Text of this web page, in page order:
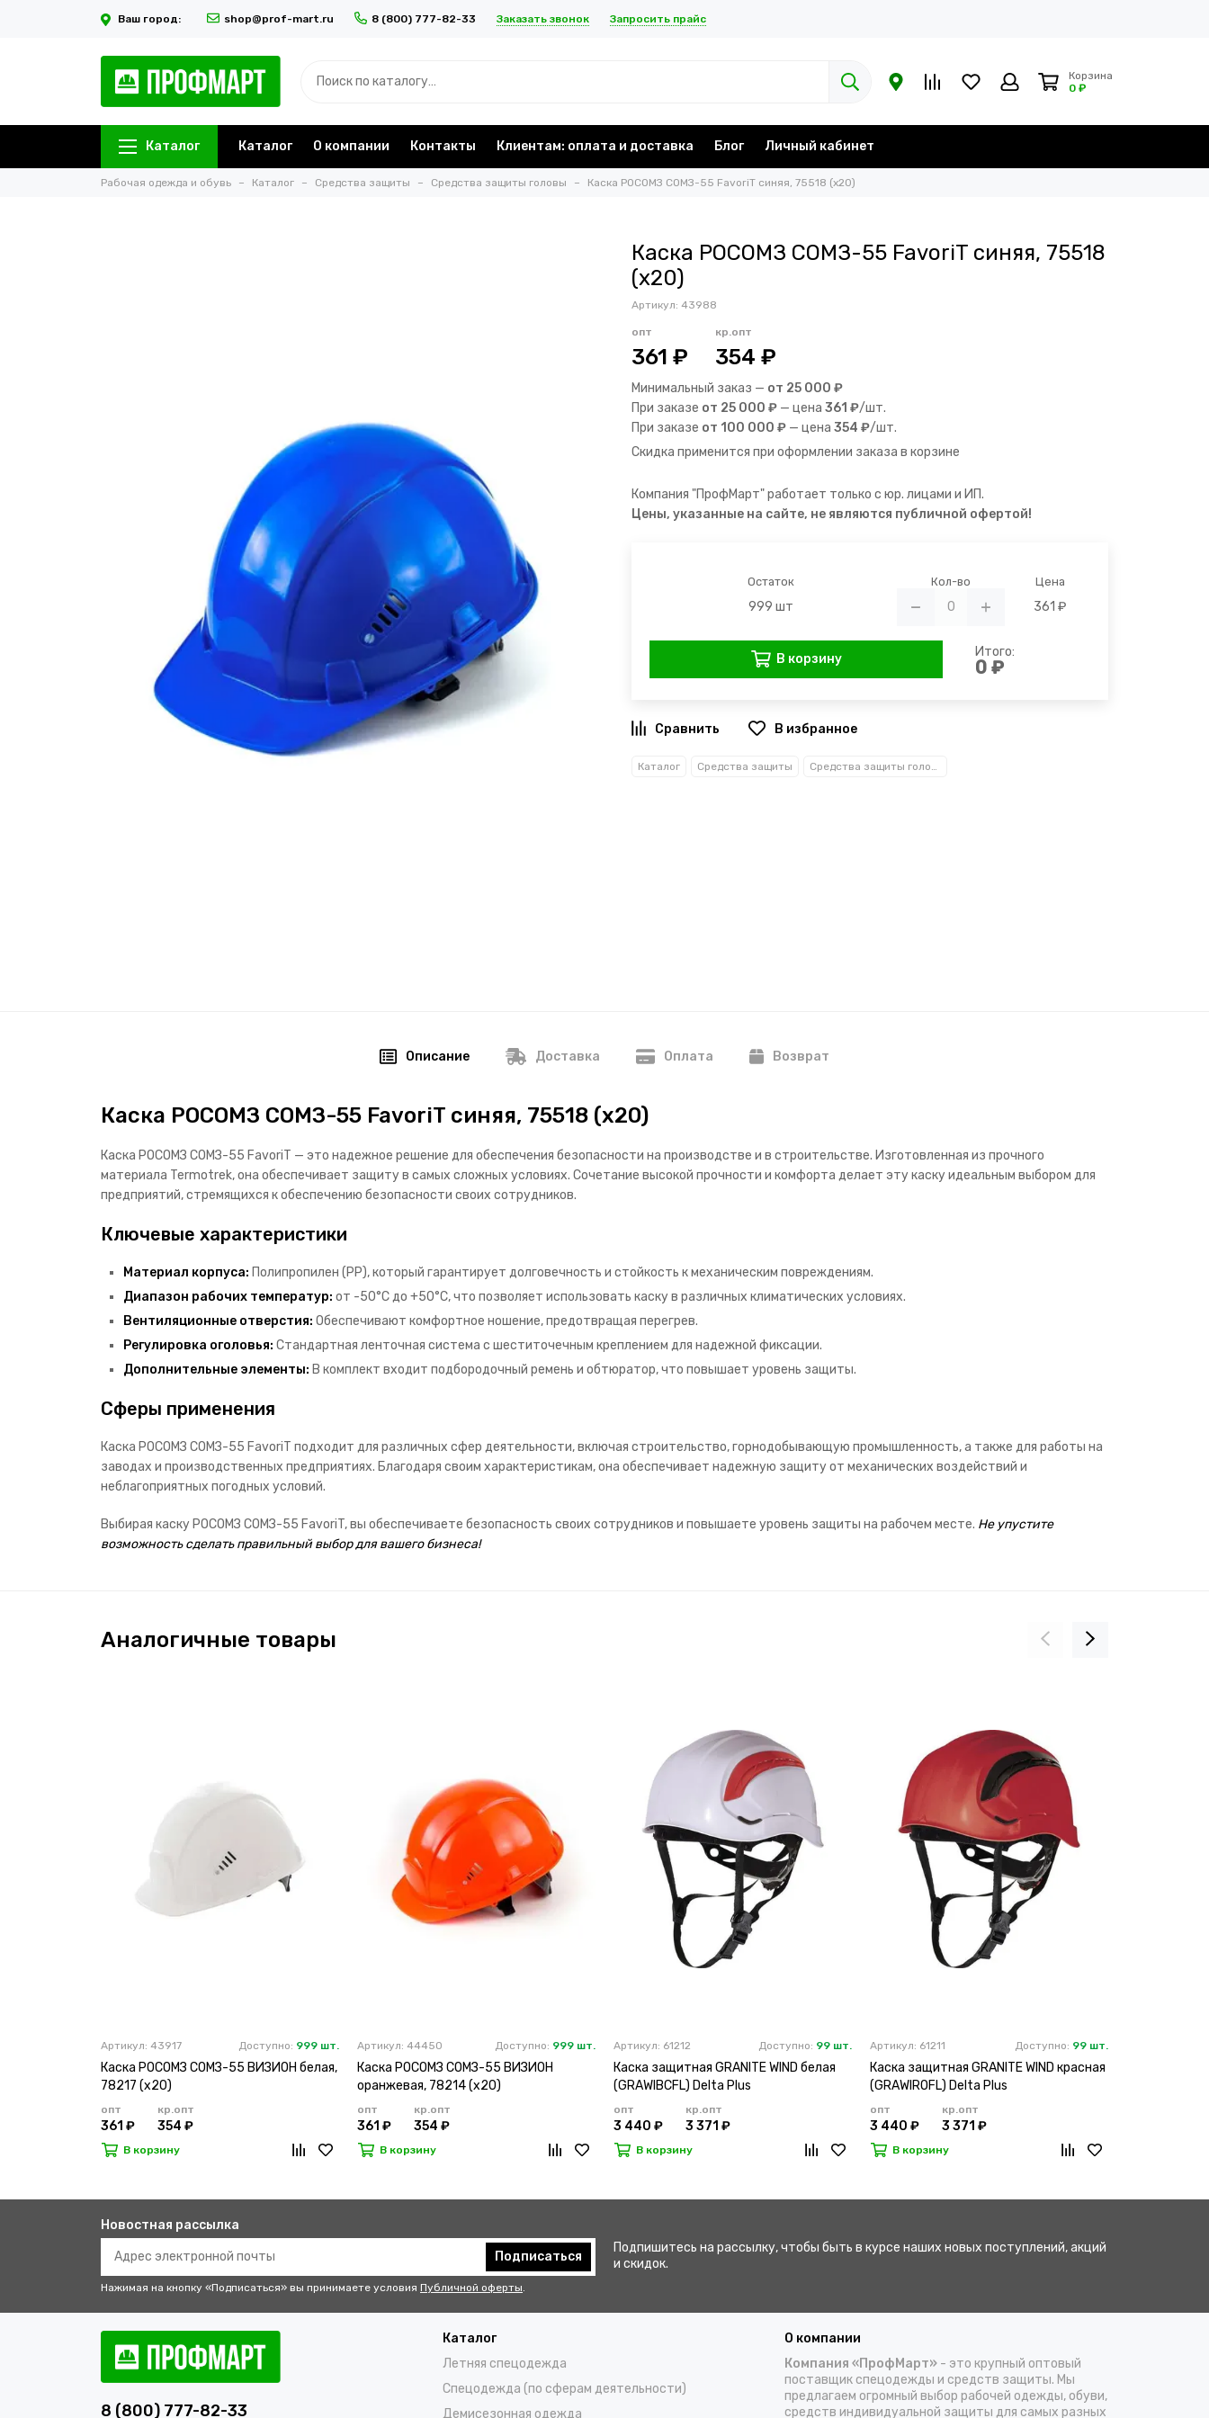
Ваш город: shop@prof-mart.ru 8 (800) 777-82-33 Заказать звонок Запросить прайс
Корзина
0 ₽
Каталог Каталог О компании Контакты Клиентам: оплата и доставка Блог Личный кабинет
Рабочая одежда и обувь Каталог Средства защиты Средства защиты головы Каска РОСОМЗ СОМЗ-55 FavoriT синяя, 75518 (х20)
Каска РОСОМЗ СОМЗ-55 FavoriT синяя, 75518
(х20)
Артикул: 43988
опт
361 ₽
кр.опт
354 ₽
Минимальный заказ — от 25 000 ₽
При заказе от 25 000 ₽ — цена 361 ₽/шт.
При заказе от 100 000 ₽ — цена 354 ₽/шт.
Скидка применится при оформлении заказа в корзине
Компания "ПрофМарт" работает только с юр. лицами и ИП.
Цены, указанные на сайте, не являются публичной офертой!
Остаток Кол-во Цена
999 шт 361 ₽
В корзину Итого:
0 ₽
В избранное
Каталог Средства защиты Средства защиты головы
Описание Доставка Оплата Возврат
Каска РОСОМЗ СОМЗ-55 FavoriT синяя, 75518 (х20)
Каска РОСОМЗ СОМЗ-55 FavoriT — это надежное решение для обеспечения безопасности на производстве и в строительстве. Изготовленная из прочного
материала Termotrek, она обеспечивает защиту в самых сложных условиях. Сочетание высокой прочности и комфорта делает эту каску идеальным выбором для
предприятий, стремящихся к обеспечению безопасности своих сотрудников.
Ключевые характеристики
Материал корпуса: Полипропилен (PP), который гарантирует долговечность и стойкость к механическим повреждениям.
Диапазон рабочих температур: от -50°C до +50°C, что позволяет использовать каску в различных климатических условиях.
Вентиляционные отверстия: Обеспечивают комфортное ношение, предотвращая перегрев.
Регулировка оголовья: Стандартная ленточная система с шеститочечным креплением для надежной фиксации.
Дополнительные элементы: В комплект входит подбородочный ремень и обтюратор, что повышает уровень защиты.
Сферы применения
Каска РОСОМЗ СОМЗ-55 FavoriT подходит для различных сфер деятельности, включая строительство, горнодобывающую промышленность, а также для работы на
заводах и производственных предприятиях. Благодаря своим характеристикам, она обеспечивает надежную защиту от механических воздействий и
неблагоприятных погодных условий.
Выбирая каску РОСОМЗ СОМЗ-55 FavoriT, вы обеспечиваете безопасность своих сотрудников и повышаете уровень защиты на рабочем месте. Не упустите
возможность сделать правильный выбор для вашего бизнеса!
Аналогичные товары
Артикул: 43917 Доступно: 999 шт.
Каска РОСОМЗ СОМЗ-55 ВИЗИОН белая,
78217 (х20)
опт
361 ₽
кр.опт
354 ₽
В корзину
Артикул: 44450 Доступно: 999 шт.
Каска РОСОМЗ СОМЗ-55 ВИЗИОН
оранжевая, 78214 (х20)
опт
361 ₽
кр.опт
354 ₽
В корзину
Артикул: 61212 Доступно: 99 шт.
Каска защитная GRANITE WIND белая
(GRAWIBCFL) Delta Plus
опт
3 440 ₽
кр.опт
3 371 ₽
В корзину
Артикул: 61211 Доступно: 99 шт.
Каска защитная GRANITE WIND красная
(GRAWIROFL) Delta Plus
опт
3 440 ₽
кр.опт
3 371 ₽
В корзину
Новостная рассылка
Подписаться
Нажимая на кнопку «Подписаться» вы принимаете условия Публичной оферты.
Подпишитесь на рассылку, чтобы быть в курсе наших новых поступлений, акций
и скидок.
8 (800) 777-82-33
Каталог
Летняя спецодежда
Спецодежда (по сферам деятельности)
Демисезонная одежда
О компании
Компания «ПрофМарт» - это крупный оптовый
поставщик спецодежды и средств защиты. Мы
предлагаем огромный выбор рабочей одежды, обуви,
средств индивидуальной защиты для самых разных